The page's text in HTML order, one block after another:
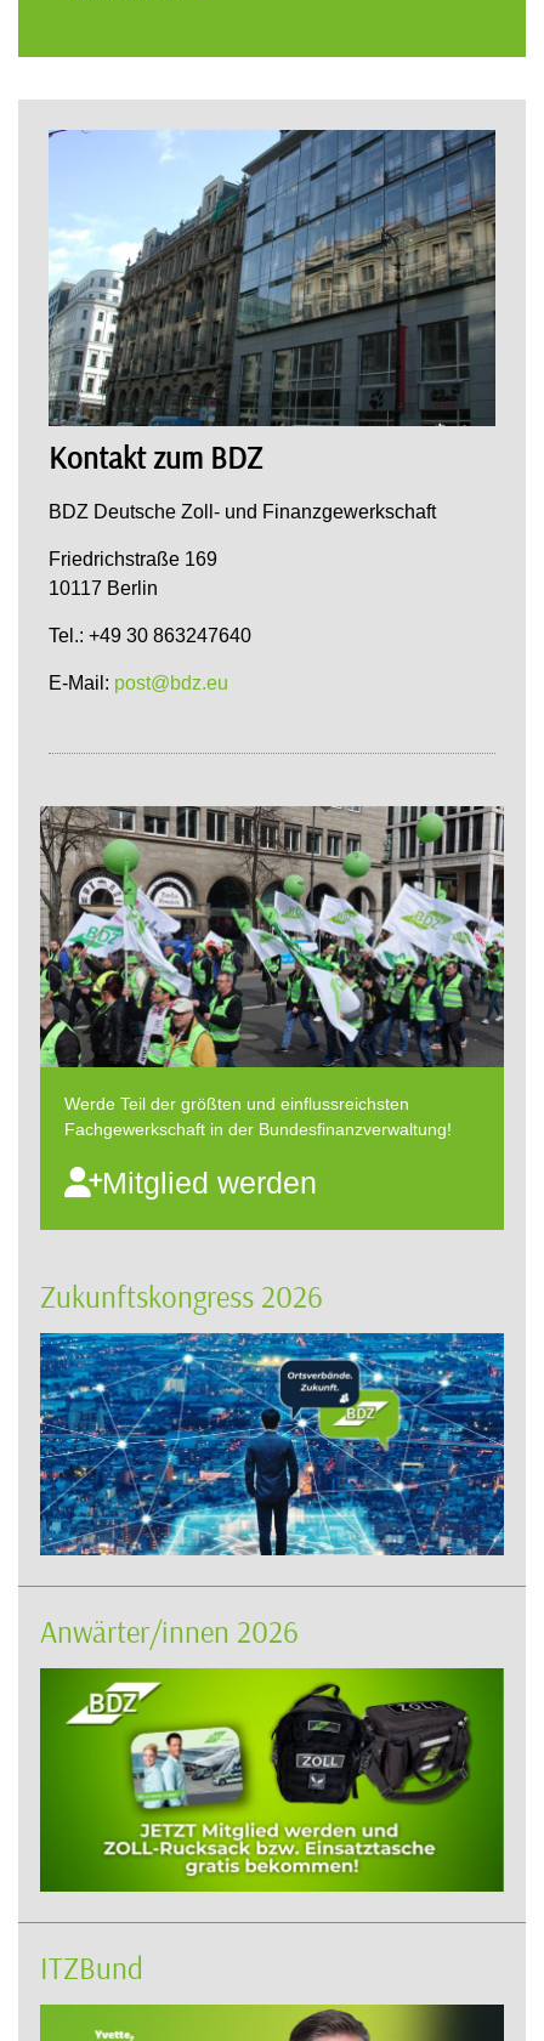
Kontakt zum BDZ
BDZ Deutsche Zoll- und Finanzgewerkschaft
Friedrichstraße 169
10117 Berlin
Tel.: +49 30 863247640
E-Mail: post@bdz.eu
Werde Teil der größten und einflussreichsten
Fachgewerkschaft in der Bundesfinanzverwaltung!
Mitglied werden
Zukunftskongress 2026
Anwärter/innen 2026
ITZBund